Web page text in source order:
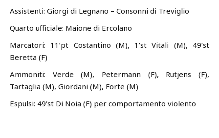
Assistenti: Giorgi di Legnano – Consonni di Treviglio
Quarto ufficiale: Maione di Ercolano
Marcatori: 11’pt Costantino (M), 1’st Vitali (M), 49’st
Beretta (F)
Ammoniti: Verde (M), Petermann (F), Rutjens (F),
Tartaglia (M), Giordani (M), Forte (M)
Espulsi: 49’st Di Noia (F) per comportamento violento